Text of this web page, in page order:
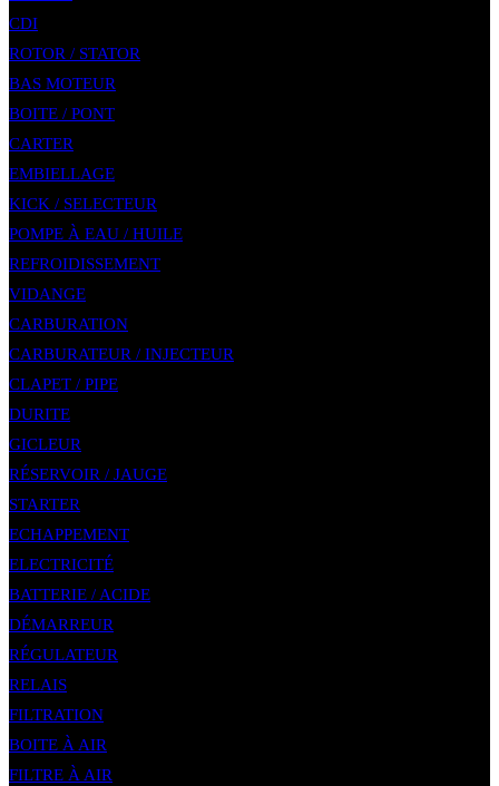
CDI
ROTOR / STATOR
BAS MOTEUR
BOITE / PONT
CARTER
EMBIELLAGE
KICK / SELECTEUR
POMPE À EAU / HUILE
REFROIDISSEMENT
VIDANGE
CARBURATION
CARBURATEUR / INJECTEUR
CLAPET / PIPE
DURITE
GICLEUR
RÉSERVOIR / JAUGE
STARTER
ECHAPPEMENT
ELECTRICITÉ
BATTERIE / ACIDE
DÉMARREUR
RÉGULATEUR
RELAIS
FILTRATION
BOITE À AIR
FILTRE À AIR